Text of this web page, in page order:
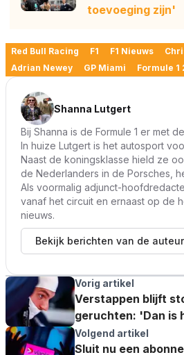
toevoeging zijn'
Red Bull Racing F1 F1 Nieuws
Adrian Newey
GP Miami Formule 1
Shanna Lutgert
Bij Shanna is de Formule 1 er met
In huize Lutgert is het autosport
Naast de koningsklasse hield ze
de Nederlanders in de Porsches,
Als voormalig adjunct-
vanaf het circuit en ernaast op de
nieuws.
Bekijk berichten van de auteur
Vorig artikel
Verstappen blijft
geruchten: 'Dan is
allemaal'
Volgend artikel
Sluit nu een